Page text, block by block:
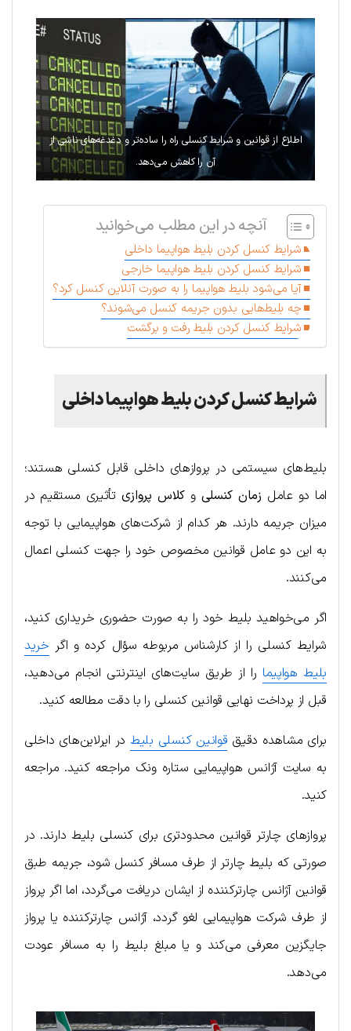
اطلاع از قوانین و شرایط کنسلی راه را ساده‌تر و دغدغه‌های ناشی از
آن را کاهش می‌دهد.
آنچه در این مطلب می‌خوانید
شرایط کنسل کردن بلیط هواپیما داخلی
شرایط کنسل کردن بلیط هواپیما خارجی
آیا می‌شود بلیط هواپیما را به‌ صورت آنلاین کنسل کرد؟
چه بلیط‌هایی بدون جریمه کنسل می‌شوند؟
شرایط کنسل کردن بلیط رفت و برگشت
شرایط کنسل کردن بلیط هواپیما داخلی
بلیط‌های سیستمی در پروازهای داخلی قابل کنسلی هستند؛
اما دو عامل زمان کنسلی وکلاس پروازی تأثیری مستقیم در
میزان جریمه دارند. هر کدام از شرکت‌های هواپیمایی با توجه
به این دو عامل قوانین مخصوص خود را جهت کنسلی اعمال
می‌کنند.
اگر می‌خواهید بلیط خود را به صورت حضوری خریداری کنید،
شرایط کنسلی را از کارشناس مربوطه سؤال کرده و اگر خرید
بلیط هواپیما را از طریق سایت‌های اینترنتی انجام می‌دهید،
قبل از پرداخت نهایی قوانین کنسلی را با دقت مطالعه کنید.
برای مشاهده دقیق قوانین کنسلی بلیطدر ایرلاین‌های داخلی
به سایت آژانس هواپیمایی ستاره ونک مراجعه کنید. مراجعه
کنید.
پروازهای چارتر قوانین محدودتری برای کنسلی بلیط دارند. در
صورتی که بلیط چارتر از طرف مسافر کنسل شود، جریمه طبق
قوانین آژانس چارترکننده از ایشان دریافت می‌گردد، اما اگر پرواز
از طرف شرکت هواپیمایی لغو گردد، آژانس چارترکننده یا پرواز
جایگزین معرفی می‌کند و یا مبلغ بلیط را به مسافر عودت
می‌دهد.